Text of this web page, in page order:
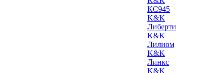
КС945
K&K
Либерти
K&K
Лилиом
K&K
Линкс
K&K